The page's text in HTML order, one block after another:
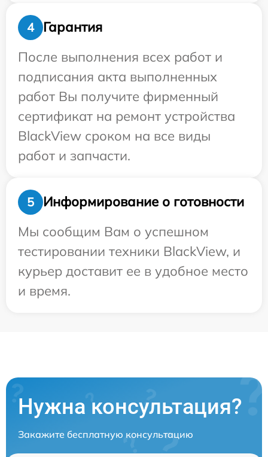
4
Гарантия
После выполнения всех работ и
подписания акта выполненных
работ Вы получите фирменный
сертификат на ремонт устройства
BlackView сроком на все виды
работ и запчасти.
5
Информирование о готовности
Мы сообщим Вам о успешном
тестировании техники BlackView, и
курьер доставит ее в удобное место
и время.
Нужна консультация?
Закажите бесплатную консультацию